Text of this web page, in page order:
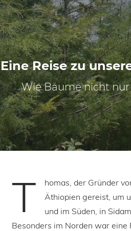
Eine Reise zu
Wie Bäume nicht
T
homas, der Gründer
Äthiopien gereist, um
und im Süden, in
Besonders im Norden war